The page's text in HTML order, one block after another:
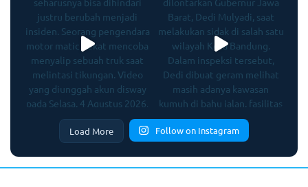
Load More Follow on Instagram